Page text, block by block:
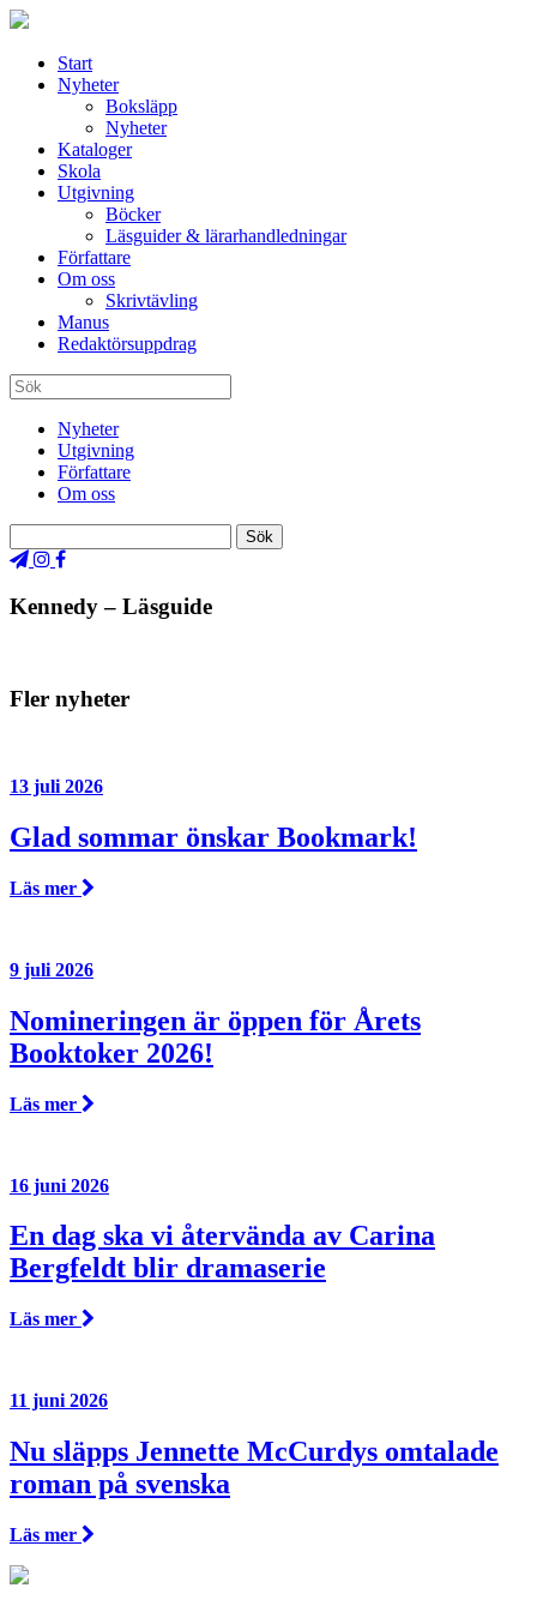
Start
Nyheter
Boksläpp
Nyheter
Kataloger
Skola
Utgivning
Böcker
Läsguider & lärarhandledningar
Författare
Om oss
Skrivtävling
Manus
Redaktörsuppdrag
Nyheter
Utgivning
Författare
Om oss
Kennedy – Läsguide
Fler nyheter
13 juli 2026
Glad sommar önskar Bookmark!
Läs mer
9 juli 2026
Nomineringen är öppen för Årets
Booktoker 2026!
Läs mer
16 juni 2026
En dag ska vi återvända av Carina
Bergfeldt blir dramaserie
Läs mer
11 juni 2026
Nu släpps Jennette McCurdys omtalade
roman på svenska
Läs mer